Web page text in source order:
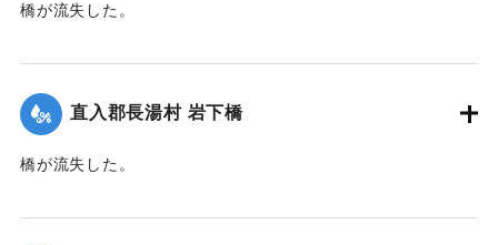
橋が流失した。
｜固有コード:00268358
直入郡長湯村 岩下橋
橋が流失した。